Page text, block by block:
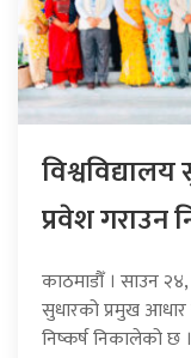
प्रवेश गराउन
काठमाडौँ । साउन
सुधारको प्रमुख आधार
निष्कर्ष निकालेको छ ।